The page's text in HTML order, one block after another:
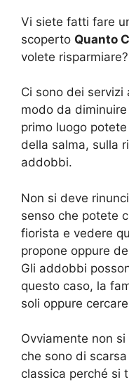
Vi siete fatti fare
scoperto Quanto
volete risparmiare?
Ci sono dei servizi
modo da
primo luogo
della salma, sulla
addobbi.
Non si deve
senso che potete
fiorista e vedere
propone oppure
Gli addobbi
questo caso, la
soli oppure
Ovviamente non
che sono di
classica perché si